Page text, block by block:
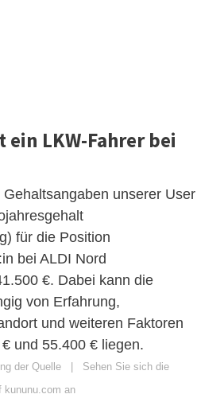
ein LKW-Fahrer bei
unserer User
für die Position
bei ALDI Nord
€. Dabei kann die
von Erfahrung,
und weiteren Faktoren
und 55.400 € liegen.
der Quelle | Sehen Sie sich die
kununu.com an